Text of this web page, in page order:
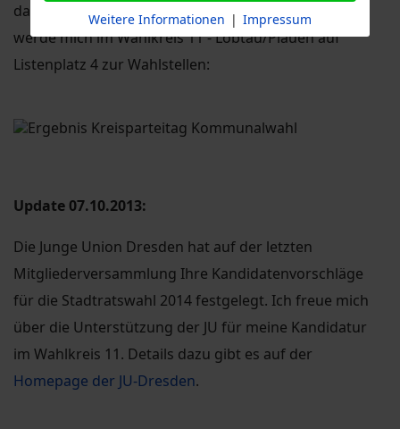
das große, mir entgegengebrachte Vertrauen und
werde mich im Wahlkreis 11 - Löbtau/Plauen auf
Listenplatz 4 zur Wahlstellen:
Update 07.10.2013:
Die Junge Union Dresden hat auf der letzten
Mitgliederversammlung Ihre Kandidatenvorschläge
für die Stadtratswahl 2014 festgelegt. Ich freue mich
über die Unterstützung der JU für meine Kandidatur
im Wahlkreis 11. Details dazu gibt es auf der
Homepage der JU-Dresden.
Weitere Informationen | Impressum